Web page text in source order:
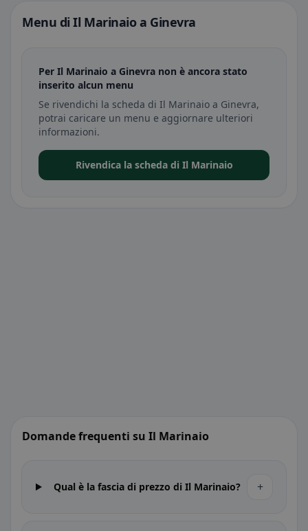
Menu di Il Marinaio a Ginevra
Per Il Marinaio a Ginevra non è ancora stato
inserito alcun menu
Se rivendichi la scheda di Il Marinaio a Ginevra,
potrai caricare un menu e aggiornare ulteriori
informazioni.
Rivendica la scheda di Il Marinaio
Domande frequenti su Il Marinaio
Qual è la fascia di prezzo di Il Marinaio? +